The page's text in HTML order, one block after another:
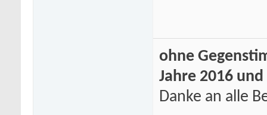
ohne
Jahre 2016 und
Danke an alle